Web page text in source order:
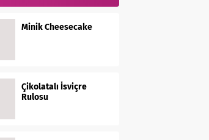
Minik Cheesecake
Çikolatalı İsviçre
Rulosu